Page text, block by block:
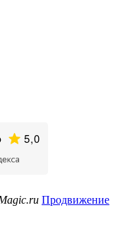
Продвижение